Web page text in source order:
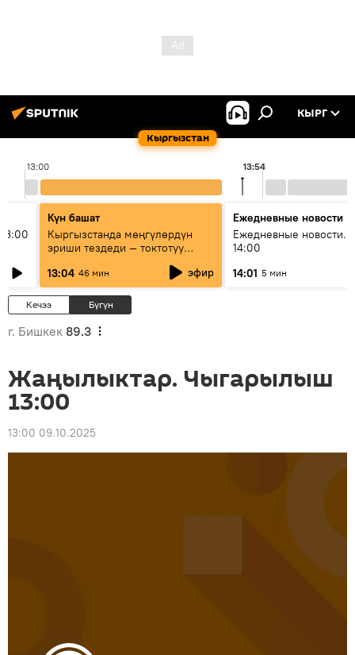
Кыргызстан
КЫРГ
13:00 13:54
Күн башат
Кыргызстанда мөңгүлөрдүн
эриши тездеди — токтотуу
13:04 46 мин эфир
Ежедневные новости
Ежедневные новости.
14:00
14:01 5 мин
Кечээ Бүгүн
г. Бишкек 89.3
Жаңылыктар. Чыгарылыш
13:00
13:00 09.10.2025